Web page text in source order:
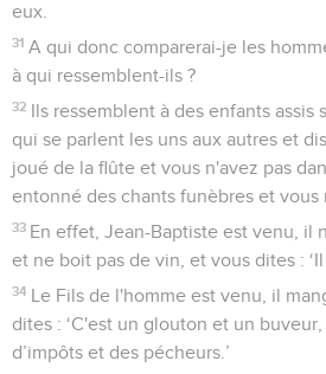
eux.
31 A qui donc comparerai-je les
à qui ressemblent-ils ?
32 Ils ressemblent à des enfants assis
qui se parlent les uns aux autres et
joué de la flûte et vous n'avez pas
entonné des chants funèbres et vous
33 En effet, Jean-Baptiste est venu, il
et ne boit pas de vin, et vous dites : ‘Il
34 Le Fils de l'homme est venu, il
dites : ‘C'est un glouton et un
d’impôts et des pécheurs.’